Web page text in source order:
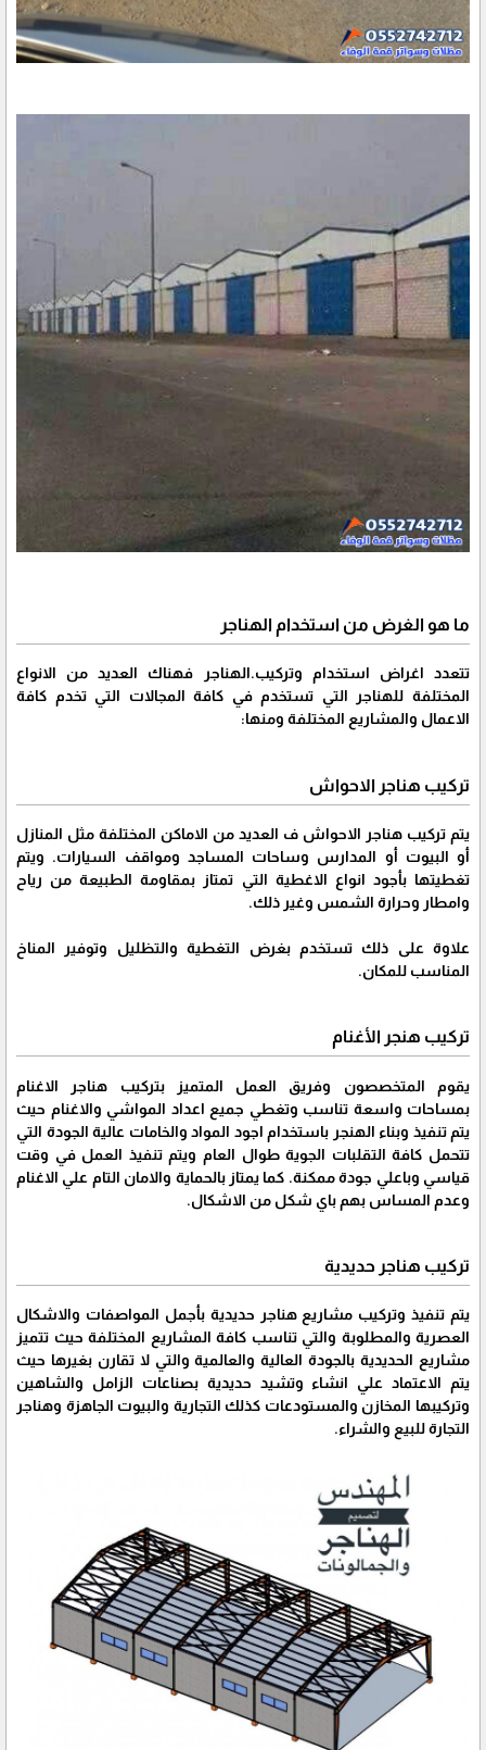
ما هو الغرض من استخدام الهناجر
تتعدد اغراض استخدام وتركيب.الهناجر فهناك العديد من الانواع
المختلفة للهناجر التي تستخدم في كافة المجالات التي تخدم كافة
الاعمال والمشاريع المختلفة ومنها:
تركيب هناجر الاحواش
يتم تركيب هناجر الاحواش ف العديد من الاماكن المختلفة مثل المنازل
أو البيوت أو المدارس وساحات المساجد ومواقف السيارات. ويتم
تغطيتها بأجود انواع الاغطية التي تمتاز بمقاومة الطبيعة من رياح
وامطار وحرارة الشمس وغير ذلك.
علاوة على ذلك تستخدم بغرض التغطية والتظليل وتوفير المناخ
المناسب للمكان.
تركيب هنجر الأغنام
يقوم المتخصصون وفريق العمل المتميز بتركيب هناجر الاغنام
بمساحات واسعة تناسب وتغطي جميع اعداد المواشي والاغنام حيث
يتم تنفيذ وبناء الهنجر باستخدام اجود المواد والخامات عالية الجودة التي
تتحمل كافة التقلبات الجوية طوال العام ويتم تنفيذ العمل في وقت
قياسي وباعلي جودة ممكنة. كما يمتاز بالحماية والامان التام علي الاغنام
وعدم المساس بهم باي شكل من الاشكال.
تركيب هناجر حديدية
يتم تنفيذ وتركيب مشاريع هناجر حديدية بأجمل المواصفات والاشكال
العصرية والمطلوبة والتي تناسب كافة المشاريع المختلفة حيث تتميز
مشاريع الحديدية بالجودة العالية والعالمية والتي لا تقارن بغيرها حيث
يتم الاعتماد علي انشاء وتشيد حديدية بصناعات الزامل والشاهين
وتركيبها المخازن والمستودعات كذلك التجارية والبيوت الجاهزة وهناجر
التجارة للبيع والشراء.